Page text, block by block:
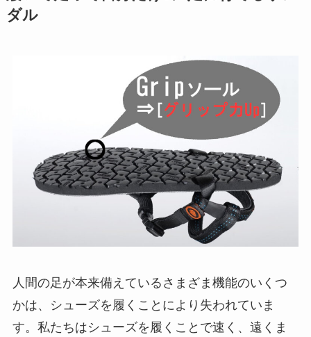
ダル
人間の足が本来備えているさまざま機能のいくつ
かは、シューズを履くことにより失われていま
す。私たちはシューズを履くことで速く、遠くま